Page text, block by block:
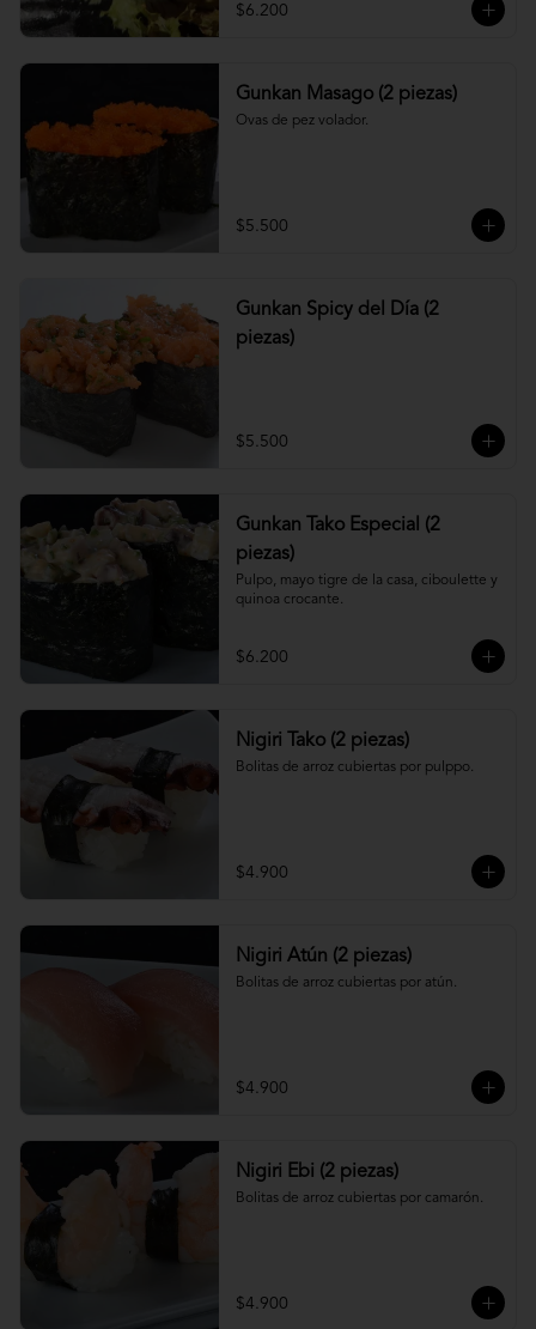
$6.200
Gunkan Masago (2 piezas)
Ovas de pez volador.
$5.500
Gunkan Spicy del Día (2
piezas)
$5.500
Gunkan Tako Especial (2
piezas)
Pulpo, mayo tigre de la casa, ciboulette y
quinoa crocante.
$6.200
Nigiri Tako (2 piezas)
Bolitas de arroz cubiertas por pulppo.
$4.900
Nigiri Atún (2 piezas)
Bolitas de arroz cubiertas por atún.
$4.900
Nigiri Ebi (2 piezas)
Bolitas de arroz cubiertas por camarón.
$4.900